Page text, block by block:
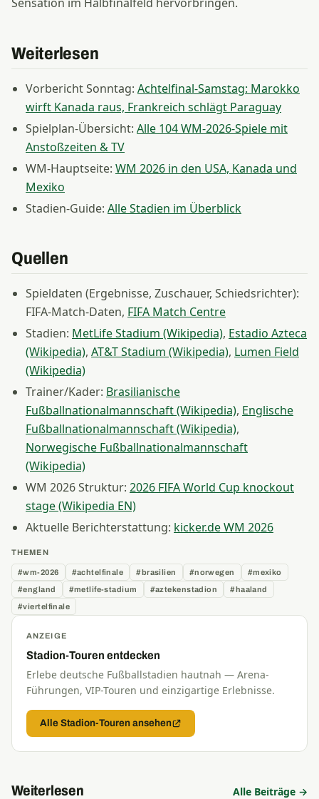
Weiterlesen
Vorbericht Sonntag: Achtelfinal-Samstag: Marokko
wirft Kanada raus, Frankreich schlägt Paraguay
Spielplan-Übersicht: Alle 104 WM-2026-Spiele mit
Anstoßzeiten & TV
WM-Hauptseite: WM 2026 in den USA, Kanada und
Mexiko
Stadien-Guide: Alle Stadien im Überblick
Quellen
Spieldaten (Ergebnisse, Zuschauer, Schiedsrichter):
FIFA-Match-Daten, FIFA Match Centre
Stadien: MetLife Stadium (Wikipedia), Estadio Azteca
(Wikipedia), AT&T Stadium (Wikipedia), Lumen Field
(Wikipedia)
Trainer/Kader: Brasilianische
Fußballnationalmannschaft (Wikipedia), Englische
Fußballnationalmannschaft (Wikipedia),
Norwegische Fußballnationalmannschaft
(Wikipedia)
WM 2026 Struktur: 2026 FIFA World Cup knockout
stage (Wikipedia EN)
Aktuelle Berichterstattung: kicker.de WM 2026
THEMEN
#wm-2026 #achtelfinale #brasilien #norwegen
#mexiko
#england
#metlife-stadium #aztekenstadion
#haaland
#viertelfinale
ANZEIGE
Stadion-Touren entdecken
Erlebe deutsche Fußballstadien hautnah — Arena-
Führungen, VIP-Touren und einzigartige Erlebnisse.
Alle Stadion-Touren ansehen
Weiterlesen Alle Beiträge →